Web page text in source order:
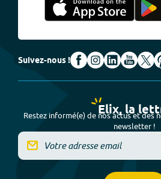
Suivez-nous !
Elix, la
Restez informé(e) de nos actus et des
newsletter !